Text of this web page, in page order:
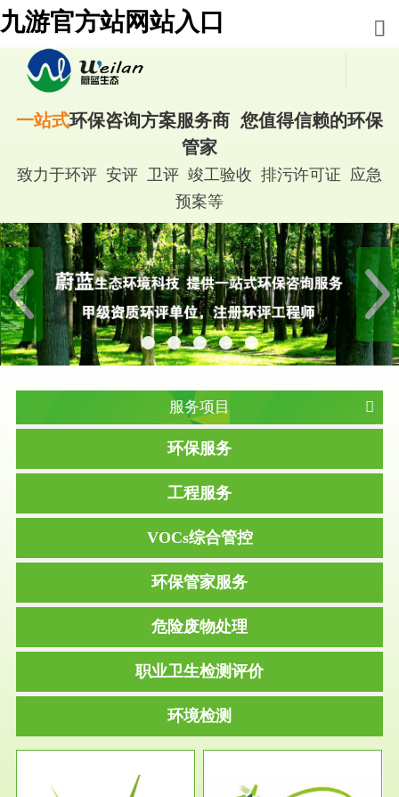
九游官方站网站入口
一站式环保咨询方案服务商 您值得信赖的环保
管家
致力于环评 安评 卫评 竣工验收 排污许可证 应急
预案等
服务项目
环保服务
工程服务
VOCs综合管控
环保管家服务
危险废物处理
职业卫生检测评价
环境检测